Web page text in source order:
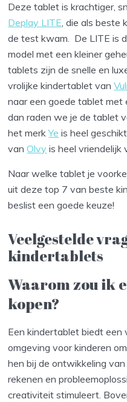
Deze tablet is krachtiger,
Deplay LITE, die als beste
de test kwam. De LITE is
model met een kleiner
tablets zijn de snelle en
vrolijke kindertablet van
naar een goede tablet met
dan raden we je de tablet
het merkYe is heel
vanOlvy is heel vriendelijk
Naar welke tablet je
uit deze top 7 van beste
beslist een goede keuze!
Veelgestelde
kindertablets
Waarom zou ik
kopen?
Een kindertablet biedt een
omgeving voor kinderen
hen bij de ontwikkeling
rekenen en
creativiteit stimuleert.